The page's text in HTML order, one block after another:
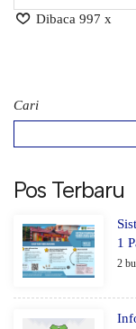
Dibaca 997 x
Cari
Pos Terbaru
1
2